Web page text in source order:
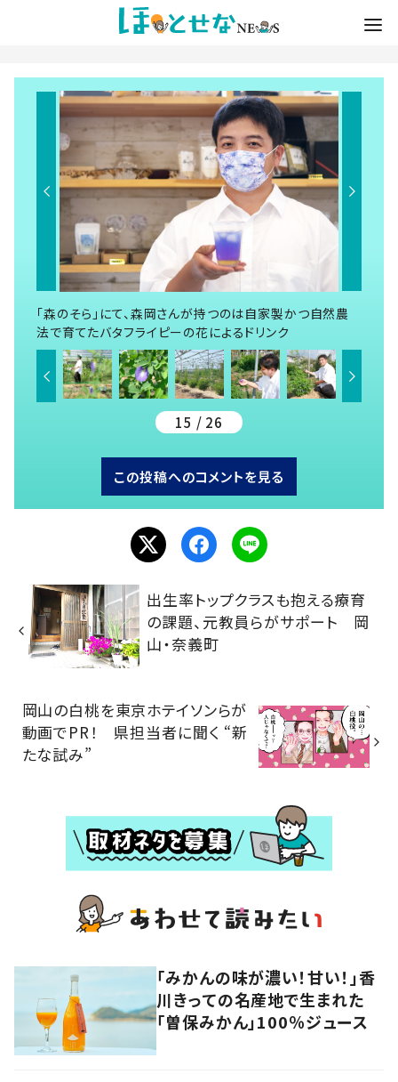
「森のそら」にて、森岡さんが持つのは自家製かつ自然農
法で育てたバタフライピーの花によるドリンク
15 / 26
この投稿へのコメントを見る
出生率トップクラスも抱える療育
の課題、元教員らがサポート 岡
山・奈義町
岡山の白桃を東京ホテイソンらが
動画でPR！ 県担当者に聞く “新
たな試み”
「みかんの味が濃い！甘い！」香
川きっての名産地で生まれた
「曽保みかん」100％ジュース